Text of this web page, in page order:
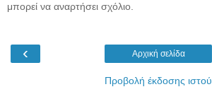
μπορεί να αναρτήσει σχόλιο.
‹ Αρχική σελίδα
Προβολή έκδοσης ιστού